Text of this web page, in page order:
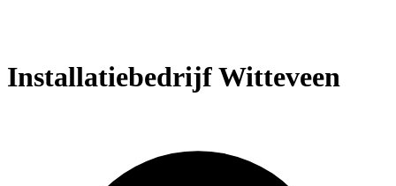
Installatiebedrijf Witteveen